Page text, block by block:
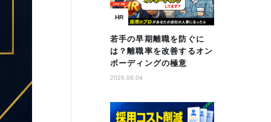
HR
若手の早期離職を防ぐに
は？離職率を改善するオン
ボーディングの極意
2026.08.04